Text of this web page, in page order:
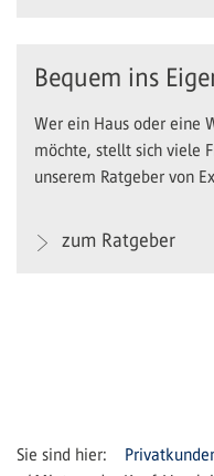
Bequem ins
Wer ein Haus oder eine
möchte, stellt sich viele
unserem Ratgeber von
zum Ratgeber